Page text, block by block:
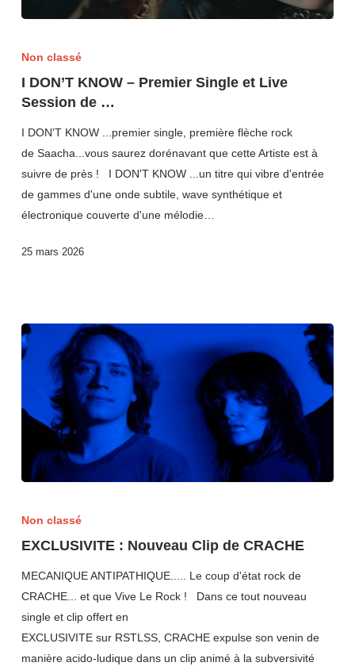
Non classé
I DON’T KNOW – Premier Single et Live
Session de …
I DON'T KNOW ...premier single, première flèche rock
de Saacha...vous saurez dorénavant que cette Artiste est à
suivre de près ! I DON'T KNOW ...un titre qui vibre d'entrée
de gammes d'une onde subtile, wave synthétique et
électronique couverte d'une mélodie…
25 mars 2026
Non classé
EXCLUSIVITE : Nouveau Clip de CRACHE
MECANIQUE ANTIPATHIQUE..... Le coup d'état rock de
CRACHE... et que Vive Le Rock ! Dans ce tout nouveau
single et clip offert en
EXCLUSIVITE sur RSTLSS, CRACHE expulse son venin de
manière acido-ludique dans un clip animé à la subversivité